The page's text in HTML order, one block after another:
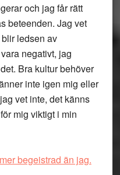
och jag får rätt
beteenden. Jag vet
ledsen av
negativt, jag
Bra kultur behöver
inte igen mig eller
vet inte, det känns
mig viktigt i min
begeistrad än jag.